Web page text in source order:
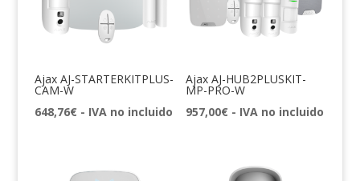
Ajax AJ-STARTERKITPLUS-
CAM-W
648,76€ - IVA no incluido
Ajax AJ-HUB2PLUSKIT-
MP-PRO-W
957,00€ - IVA no incluido